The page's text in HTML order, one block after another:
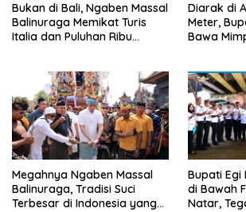
Bukan di Bali, Ngaben Massal
Balinuraga Memikat Turis
Italia dan Puluhan Ribu
Diarak di
Meter,
Bawa
Megahnya Ngaben Massal
Balinuraga, Tradisi Suci
Terbesar di Indonesia yang
Bupati Egi
di Bawah
Natar,